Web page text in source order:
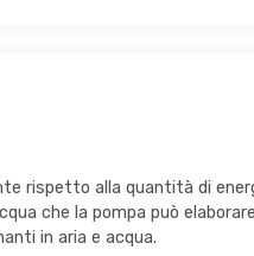
rispetto alla quantità di
che la pompa può
in aria e acqua.